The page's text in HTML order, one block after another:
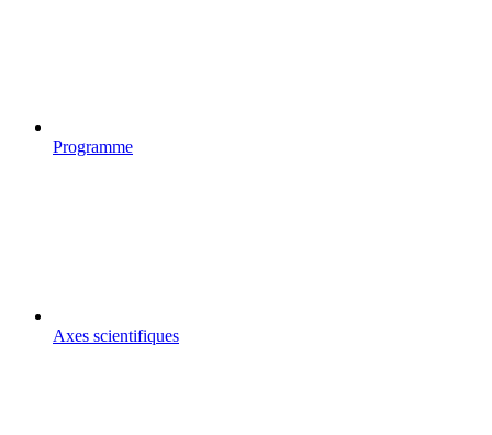
Programme
Axes scientifiques